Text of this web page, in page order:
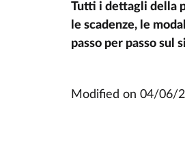
Tutti i dettagli della
le scadenze, le
passo per passo sul
Modified on04/06/